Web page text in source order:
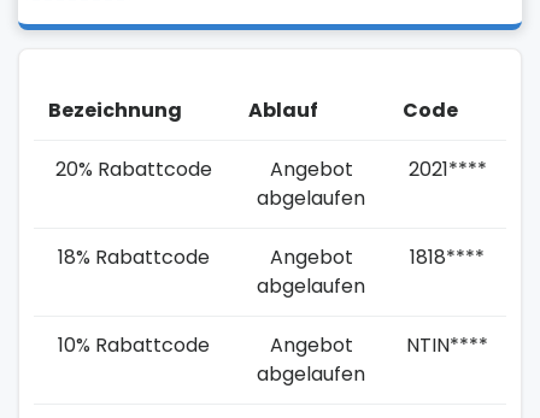
Bezeichnung Ablauf Code
20% Rabattcode
Angebot
abgelaufen
2021****
18% Rabattcode
Angebot
abgelaufen
1818****
10% Rabattcode
Angebot
abgelaufen
NTIN****